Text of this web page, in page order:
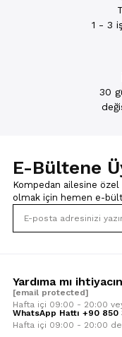
1 - 3
30
E-Bültene
Kompedan ailesine
olmak için hemen e-
Yardıma mı
[email protected]
Hafta içi 09:00 - 20:00
WhatsApp Hattı +90 850
Hafta içi 09:00 - 20:00